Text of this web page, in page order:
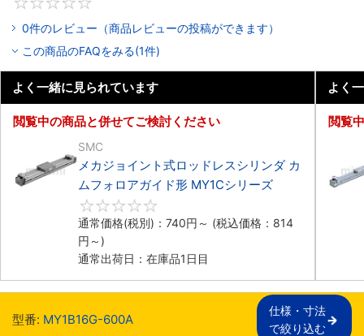
0件のレビュー（商品レビューの投稿ができます）
この商品のFAQをみる(1件)
よく一緒に見られています
閲覧中の商品と併せてご検討ください
SMC
メカジョイント式ロッドレスシリンダ カ
ムフォロアガイド形 MY1Cシリーズ
通常価格(税別)： 740円 ～ (税込価格： 814
円 ～)
通常出荷日：在庫品1日目
よく
閲覧
型番: MY1B16G-600A
仕様・寸法
で絞り込む